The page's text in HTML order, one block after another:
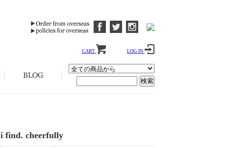
CART LOG IN
i find. cheerfully